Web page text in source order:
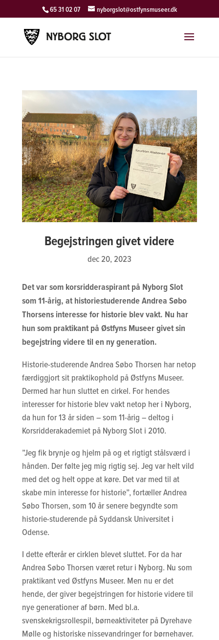
65 31 02 07 nyborgslot@ostfynsmuseer.dk
Begejstringen givet videre
dec 20, 2023
Det var som korsridderaspirant på Nyborg Slot
som 11-årig, at historiestuderende Andrea Søbo
Thorsens interesse for historie blev vakt. Nu har
hun som praktikant på Østfyns Museer givet sin
begejstring videre til en ny generation.
Historie-studerende Andrea Søbo Thorsen har netop
færdiggjort sit praktikophold på Østfyns Museer.
Dermed har hun sluttet en cirkel. For hendes
interesser for historie blev vakt netop her i Nyborg,
da hun for 13 år siden – som 11-årig – deltog i
Korsridderakademiet på Nyborg Slot i 2010.
”Jeg fik brynje og hjelm på og et rigtigt stålsværd i
hånden. Der følte jeg mig rigtig sej. Jeg var helt vild
med det og helt oppe at køre. Det var med til at
skabe min interesse for historie”, fortæller Andrea
Søbo Thorsen, som 10 år senere begyndte som
historie-studerende på Syddansk Universitet i
Odense.
I dette efterår er cirklen blevet sluttet. For da har
Andrea Søbo Thorsen været retur i Nyborg. Nu som
praktikant ved Østfyns Museer. Men nu er det
hende, der giver begejstringen for historie videre til
nye generationer af børn. Med bl.a.
svenskekrigsrollespil, børneaktiviteter på Dyrehave
Mølle og historiske nissevandringer for børnehaver.